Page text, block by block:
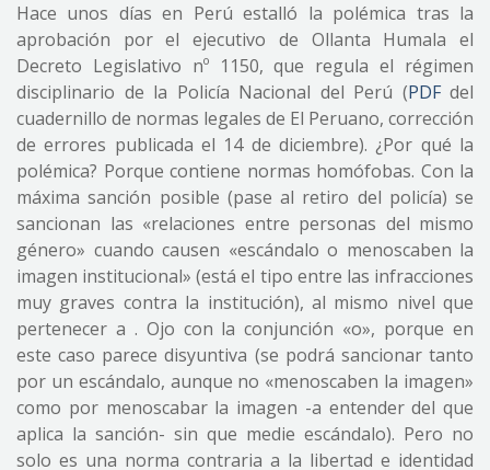
Hace unos días en Perú estalló la polémica tras la
aprobación por el ejecutivo de Ollanta Humala el
Decreto Legislativo nº 1150, que regula el régimen
disciplinario de la Policía Nacional del Perú (PDFdel
cuadernillo de normas legales de El Peruano, corrección
de errores publicada el 14 de diciembre). ¿Por qué la
polémica? Porque contiene normas homófobas. Con la
máxima sanción posible (pase al retiro del policía) se
sancionan las «relaciones entre personas del mismo
género» cuando causen «escándalo o menoscaben la
imagen institucional» (está el tipo entre las infracciones
muy graves contra la institución), al mismo nivel que
pertenecer a . Ojo con la conjunción «o», porque en
este caso parece disyuntiva (se podrá sancionar tanto
por un escándalo, aunque no «menoscaben la imagen»
como por menoscabar la imagen -a entender del que
aplica la sanción- sin que medie escándalo). Pero no
solo es una norma contraria a la libertad e identidad